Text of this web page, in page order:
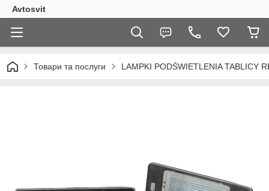
Avtosvit
Товари та послуги LAMPKI PODŚWIETLENIA TABLICY